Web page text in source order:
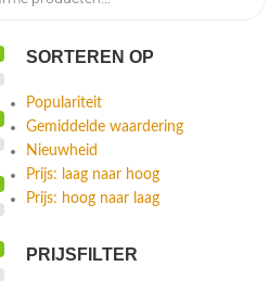
SORTEREN OP
Populariteit
Gemiddelde waardering
Nieuwheid
Prijs: laag naar hoog
Prijs: hoog naar laag
PRIJSFILTER